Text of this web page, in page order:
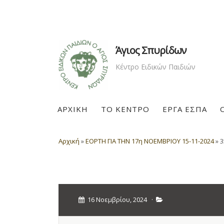
Άγιος Σπυρίδων
Κέντρο Ειδικών Παιδιών
ΑΡΧΙΚΗ ΤΟ ΚΕΝΤΡΟ ΕΡΓΑ ΕΣΠΑ
Αρχική »ΕΟΡΤΗ ΓΙΑ ΤΗΝ 17η ΝΟΕΜΒΡΙΟΥ 15-11-2024»
16 Νοεμβρίου, 2024 ·